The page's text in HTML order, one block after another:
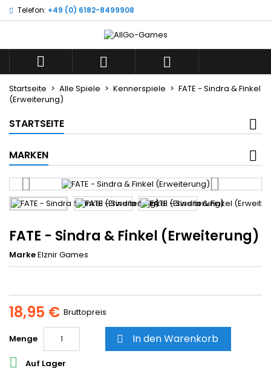
Telefon: +49 (0) 6182-8499908
  
Startseite Alle Spiele Kennerspiele
FATE - Sindra & Finkel
(Erweiterung)
STARTSEITE
MARKEN
FATE - Sindra & Finkel (Erweiterung)
MarkeElznir Games
18,95 € Bruttopreis
Menge  In den Warenkorb
 Auf Lager
Wunschliste ×
add_circle_outline
Neue Liste anlegen
((title)) ×
((label))
Anmelden ×
Sie müssen angemeldet sein, um Artikel Ihrer
Wunschliste hinzufügen zu können.